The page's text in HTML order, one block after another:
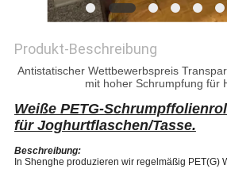
Produkt-Beschreibung
Antistatischer Wettbewerbspreis
mit hoher Schrumpfung für
Weiße PETG-
für Joghurtflaschen/Tasse.
Beschreibung:
In Shenghe produzieren wir regelmäßig PET(G)